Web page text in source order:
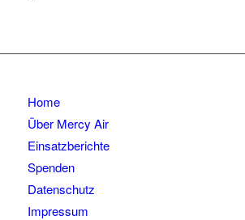
Home
Über Mercy Air
Einsatzberichte
Spenden
Datenschutz
Impressum